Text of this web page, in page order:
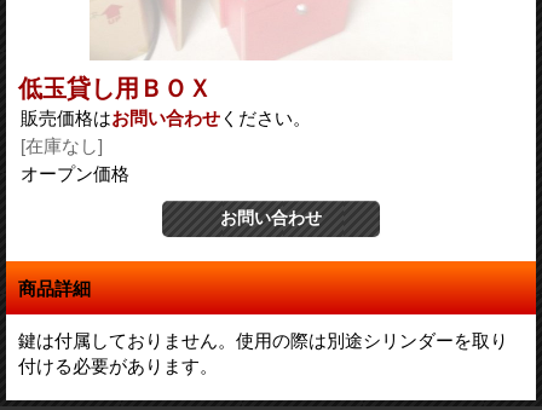
低玉貸し用ＢＯＸ
販売価格はお問い合わせ ください。
[在庫なし]
オープン価格
商品詳細
鍵は付属しておりません。使用の際は別途シリンダーを取り
付ける必要があります。